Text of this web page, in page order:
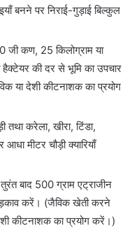
बनने पर निराई-गुड़ाई बिल्कुल
जी कण, 25 किलोग्राम या
की दर से भूमि का उपचार
या देशी कीटनाशक का प्रयोग
तथा करेला, खीरा, टिंडा,
मीटर चौड़ी क्यारियाँ
बाद 500 ग्राम एट्राजीन
करें। (जैविक खेती करने
कीटनाशक का प्रयोग करें।)